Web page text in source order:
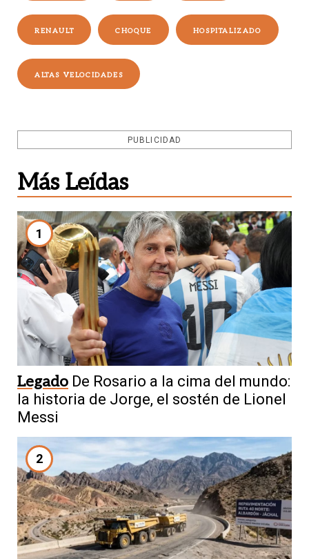
RENAULT CHOQUE HOSPITALIZADO
ALTAS VELOCIDADES
PUBLICIDAD
Más Leídas
1
Legado De Rosario a la cima del mundo:
la historia de Jorge, el sostén de Lionel
Messi
2